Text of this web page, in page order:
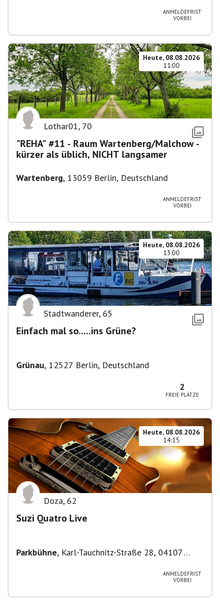
ANMELDEFRIST
VORBEI
Heute, 08.08.2026
11:00
Lothar01, 70
"REHA" #11 - Raum Wartenberg/Malchow -
kürzer als üblich, NICHT langsamer
Wartenberg, 13059 Berlin, Deutschland
ANMELDEFRIST
VORBEI
Heute, 08.08.2026
13:00
Stadtwanderer, 65
Einfach mal so.....ins Grüne?
Grünau, 12527 Berlin, Deutschland
2
FREIE PLÄTZE
Heute, 08.08.2026
14:15
Doza, 62
Suzi Quatro Live
Parkbühne, Karl-Tauchnitz-Straße 28, 04107
ANMELDEFRIST
VORBEI